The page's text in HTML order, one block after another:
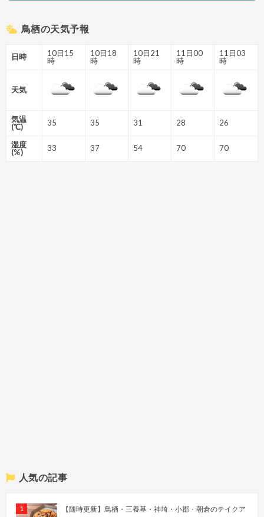
鳥栖の天気予報
日時
10日15
時
10日18
時
10日21
時
11日00
時
11日03
時
天気
気温
(℃)
35 35 31 28 26
湿度
(%)
33 37 54 70 70
人気の記事
【随時更新】鳥栖・三養基・神埼・小郡・朝倉のテイクア